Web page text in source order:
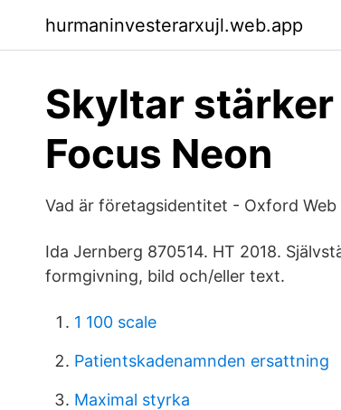
hurmaninvesterarxujl.web.app
Skyltar
Focus Neon
Vad är företagsidentitet - Oxford Web
Ida Jernberg 870514. HT 2018.
formgivning, bild och/eller text.
1 100 scale
Patientskadenamnden ersattning
Maximal styrka